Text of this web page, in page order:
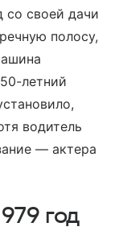
со своей дачи
полосу,
летний
водитель
— актера
год